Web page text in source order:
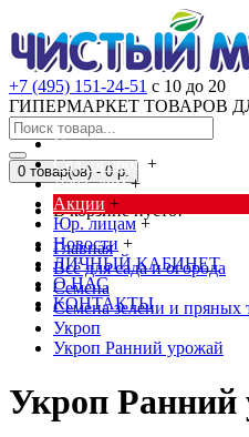
+7 (495) 151-24-51 с 10 до 20
ГИПЕРМАРКЕТ ТОВАРОВ
Cредства от насекомых и
Сад, огород +
Дача, дом +
Акции +
Юр. лицам +
Новости +
ЛИЧНЫЙ КАБИНЕТ
О НАС
КОНТАКТЫ
0 товар(ов) - 0 р.
В корзине пусто!
Главная
Всё для сада и огорода
Семена
Семена зелени и пряных
Укроп
Укроп Ранний урожай
Укроп Ранний